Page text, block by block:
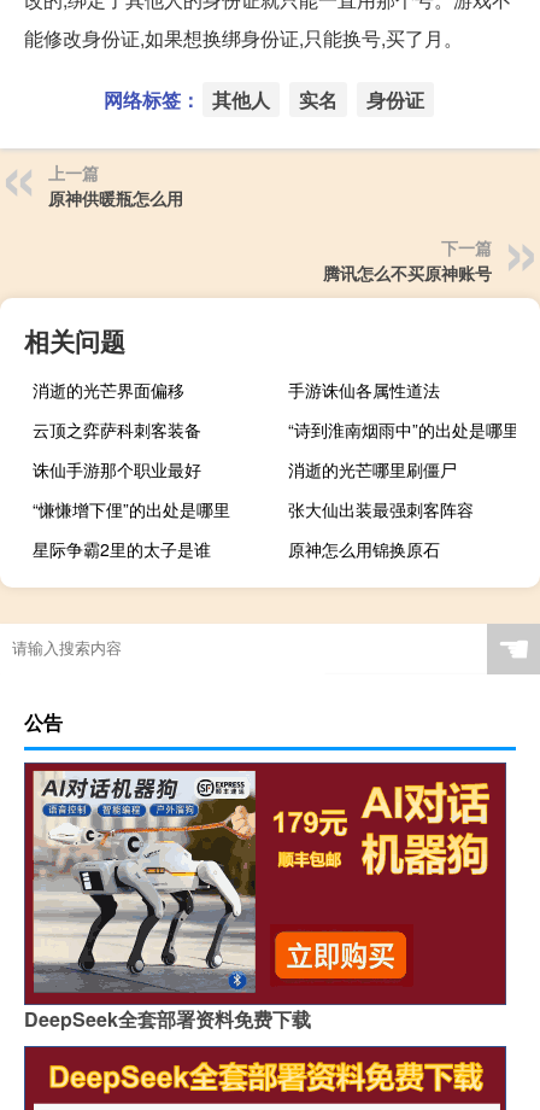
能修改身份证,如果想换绑身份证,只能换号,买了月。
网络标签： 其他人 实名 身份证
上一篇
原神供暖瓶怎么用
下一篇
腾讯怎么不买原神账号
相关问题
消逝的光芒界面偏移
手游诛仙各属性道法
云顶之弈萨科刺客装备
“诗到淮南烟雨中”的出处是哪里
诛仙手游那个职业最好
消逝的光芒哪里刷僵尸
“慊慊增下俚”的出处是哪里
张大仙出装最强刺客阵容
星际争霸2里的太子是谁
原神怎么用锦换原石
☚
公告
DeepSeek全套部署资料免费下载